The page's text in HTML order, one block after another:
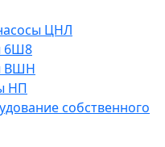
ЦНЛ
6Ш8
ВШН
НП
собственного